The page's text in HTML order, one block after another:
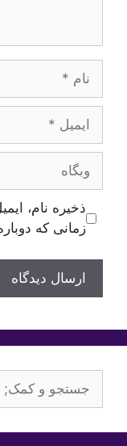
ایمیل
وبگاه
ذخیره نام،
زمانی که
برای: